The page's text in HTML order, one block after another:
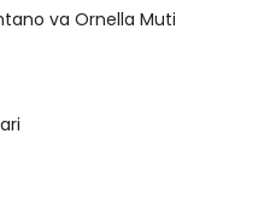
va Ornella Muti